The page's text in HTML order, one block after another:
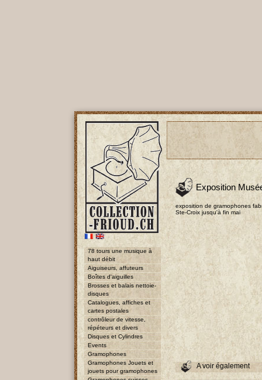
78 tours une musique à
haut débit
Aiguiseurs, affuteurs
Boîtes d'aiguilles
Brosses et balais nettoie-
disques
Catalogues, affiches et
cartes postales
contrôleur de vitesse,
répéteurs et divers
Disques et Cylindres
Events
Gramophones
Gramophones Jouets et
jouets pour gramophones
Exposition
exposition de gramophones
Ste-Croix jusqu'à fin mai
A voir également